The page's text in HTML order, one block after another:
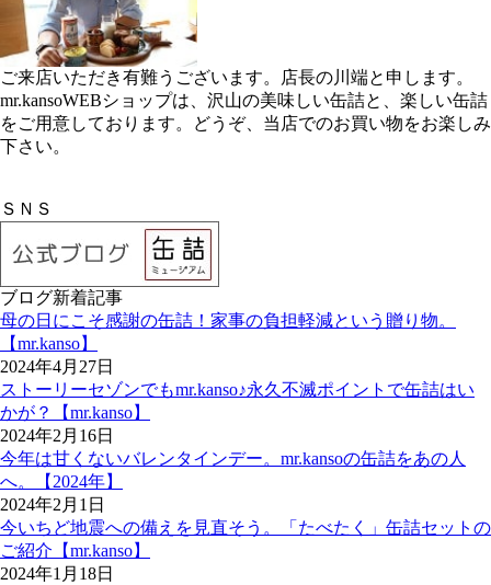
ご来店いただき有難うございます。店長の川端と申します。
mr.kansoWEBショップは、沢山の美味しい缶詰と、楽しい缶詰
をご用意しております。どうぞ、当店でのお買い物をお楽しみ
下さい。
ＳＮＳ
ブログ新着記事
母の日にこそ感謝の缶詰！家事の負担軽減という贈り物。
【mr.kanso】
2024年4月27日
ストーリーセゾンでもmr.kanso♪永久不滅ポイントで缶詰はい
かが？【mr.kanso】
2024年2月16日
今年は甘くないバレンタインデー。mr.kansoの缶詰をあの人
へ。【2024年】
2024年2月1日
今いちど地震への備えを見直そう。「たべたく」缶詰セットの
ご紹介【mr.kanso】
2024年1月18日